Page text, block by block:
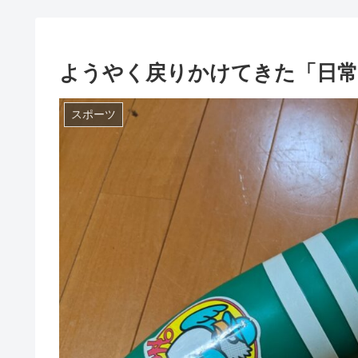
ようやく戻りかけてきた「日
スポーツ